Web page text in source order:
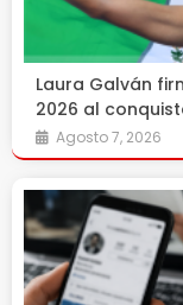
Laura Galván
2026 al
Agosto 7, 2026